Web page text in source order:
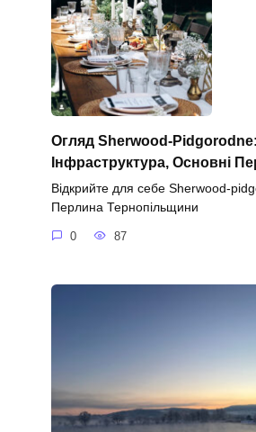
Огляд Sherwood-
Інфраструктура, Основні
Відкрийте для себе Sherwood-
Перлина Тернопільщини
0 87